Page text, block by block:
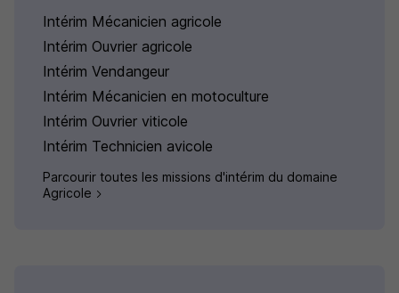
Intérim Mécanicien agricole
Intérim Ouvrier agricole
Intérim Vendangeur
Intérim Mécanicien en motoculture
Intérim Ouvrier viticole
Intérim Technicien avicole
Parcourir toutes les missions d'intérim du domaine
Agricole